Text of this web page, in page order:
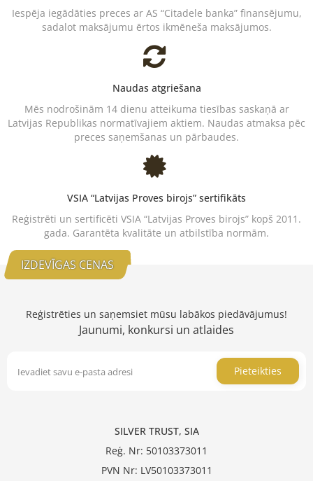
Iespēja iegādāties preces ar AS “Citadele banka” finansējumu,
sadalot maksājumu ērtos ikmēneša maksājumos.
Naudas atgriešana
Mēs nodrošinām 14 dienu atteikuma tiesības saskaņā ar
Latvijas Republikas normatīvajiem aktiem. Naudas atmaksa pēc
preces saņemšanas un pārbaudes.
VSIA “Latvijas Proves birojs” sertifikāts
Reģistrēti un sertificēti VSIA “Latvijas Proves birojs” kopš 2011.
gada. Garantēta kvalitāte un atbilstība normām.
IZDEVĪGAS CENAS
Reģistrēties un saņemsiet mūsu labākos piedāvājumus!
Jaunumi, konkursi un atlaides
Pieteikties
SILVER TRUST, SIA
Reģ. Nr: 50103373011
PVN Nr: LV50103373011